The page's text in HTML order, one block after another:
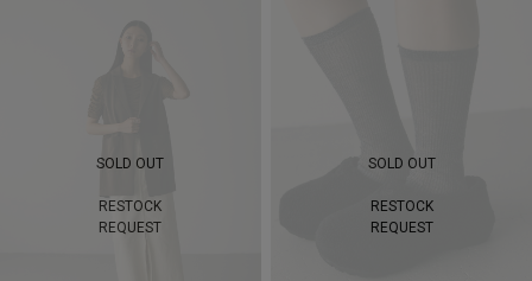
SOLD OUT
RESTOCK
REQUEST
SOLD OUT
RESTOCK
REQUEST